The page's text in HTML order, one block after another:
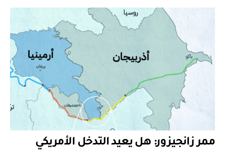
ممر زانجيزور: هل يعيد التدخل الأمريكي